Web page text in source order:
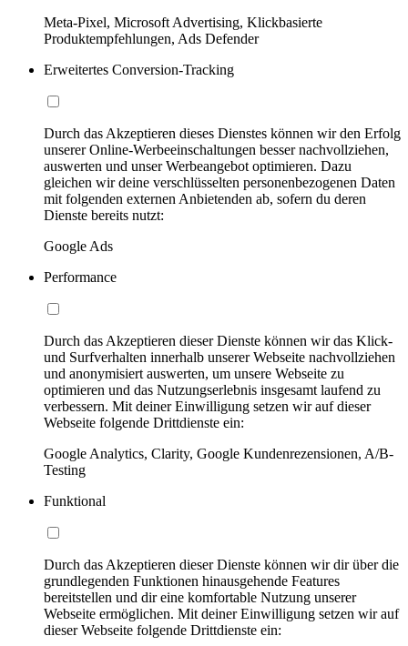
Meta-Pixel, Microsoft Advertising, Klickbasierte
Produktempfehlungen, Ads Defender
Erweitertes Conversion-Tracking
Durch das Akzeptieren dieses Dienstes können wir den Erfolg
unserer Online-Werbeeinschaltungen besser nachvollziehen,
auswerten und unser Werbeangebot optimieren. Dazu
gleichen wir deine verschlüsselten personenbezogenen Daten
mit folgenden externen Anbietenden ab, sofern du deren
Dienste bereits nutzt:
Google Ads
Performance
Durch das Akzeptieren dieser Dienste können wir das Klick-
und Surfverhalten innerhalb unserer Webseite nachvollziehen
und anonymisiert auswerten, um unsere Webseite zu
optimieren und das Nutzungserlebnis insgesamt laufend zu
verbessern. Mit deiner Einwilligung setzen wir auf dieser
Webseite folgende Drittdienste ein:
Google Analytics, Clarity, Google Kundenrezensionen, A/B-
Testing
Funktional
Durch das Akzeptieren dieser Dienste können wir dir über die
grundlegenden Funktionen hinausgehende Features
bereitstellen und dir eine komfortable Nutzung unserer
Webseite ermöglichen. Mit deiner Einwilligung setzen wir auf
dieser Webseite folgende Drittdienste ein: